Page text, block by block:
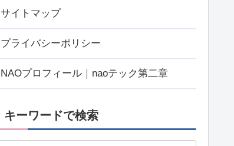
サイトマップ
プライバシーポリシー
NAOプロフィール｜naoテック第二章
キーワードで検索